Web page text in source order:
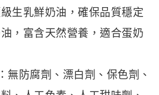
生乳鮮奶油，確保品質穩定
，富含天然營養，適合蛋奶
無防腐劑、漂白劑、保色劑、